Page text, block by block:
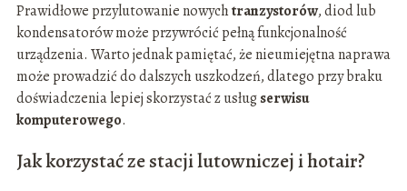
Prawidłowe przylutowanie nowychtranzystorów, diod lub
kondensatorów może przywrócić pełną funkcjonalność
urządzenia. Warto jednak pamiętać, że nieumiejętna naprawa
może prowadzić do dalszych uszkodzeń, dlatego przy braku
doświadczenia lepiej skorzystać z usługserwisu
komputerowego.
Jak korzystać ze stacji lutowniczej i hotair?